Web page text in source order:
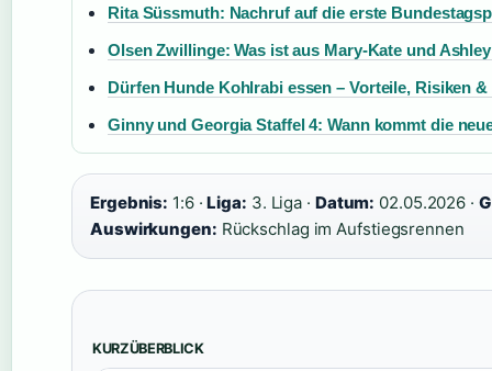
Rita Süssmuth: Nachruf auf die erste
Olsen Zwillinge: Was ist aus Mary-Kate und
Dürfen Hunde Kohlrabi essen – Vorteile, Risiken &
Ginny und Georgia Staffel 4: Wann kommt die
Ergebnis: 1:6 ·Liga: 3. Liga · Datum: 02.05.2026 ·
Auswirkungen: Rückschlag im Aufstiegsrennen
KURZÜBERBLICK